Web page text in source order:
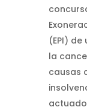
(EPI)
la
causas